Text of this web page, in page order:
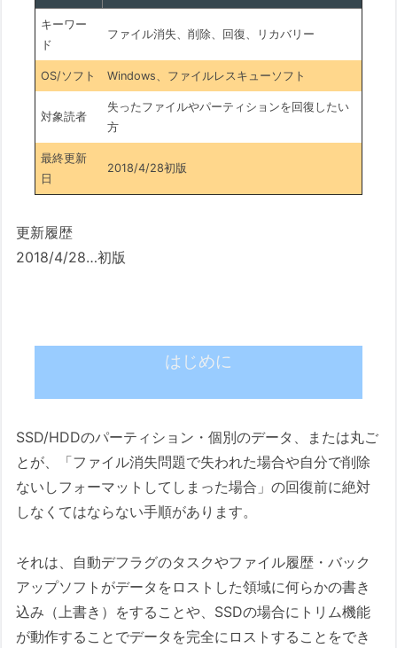
キーワー
ド
ファイル消失、削除、回復、リカバリー
OS/ソフト Windows、ファイルレスキューソフト
対象読者
失ったファイルやパーティションを回復したい
方
最終更新
日
2018/4/28初版
更新履歴
2018/4/28…初版
はじめに
SSD/HDDのパーティション・個別のデータ、または丸ご
とが、「ファイル消失問題で失われた場合や自分で削除
ないしフォーマットしてしまった場合」の回復前に絶対
しなくてはならない手順があります。
それは、自動デフラグのタスクやファイル履歴・バック
アップソフトがデータをロストした領域に何らかの書き
込み（上書き）をすることや、SSDの場合にトリム機能
が動作することでデータを完全にロストすることをでき